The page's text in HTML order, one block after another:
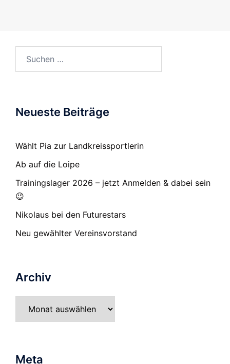
Neueste Beiträge
Wählt Pia zur Landkreissportlerin
Ab auf die Loipe
Trainingslager 2026 – jetzt Anmelden & dabei sein
😉
Nikolaus bei den Futurestars
Neu gewählter Vereinsvorstand
Archiv
Meta